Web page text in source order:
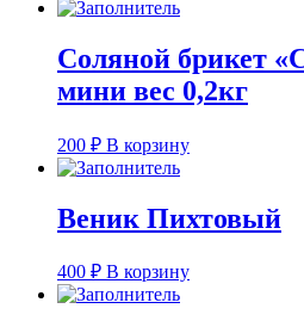
Соляной брикет
мини вес 0,2кг
200 ₽ В корзину
Веник Пихтовый
400 ₽ В корзину